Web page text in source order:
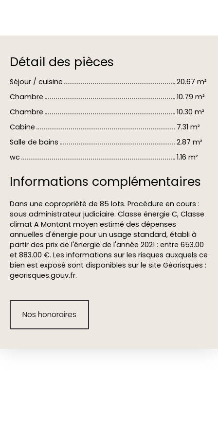
Détail des pièces
Séjour / cuisine
20.67 m²
Chambre
10.79 m²
Chambre
10.30 m²
Cabine
7.31 m²
Salle de bains
2.87 m²
wc
1.16 m²
Informations complémentaires
Dans une copropriété de 85 lots. Procédure en cours :
sous administrateur judiciaire. Classe énergie C, Classe
climat A Montant moyen estimé des dépenses
annuelles d'énergie pour un usage standard, établi à
partir des prix de l'énergie de l'année 2021 : entre 653.00
et 883.00 €. Les informations sur les risques auxquels ce
bien est exposé sont disponibles sur le site Géorisques :
georisques.gouv.fr.
Nos honoraires